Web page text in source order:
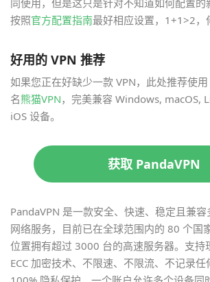
按照官方配置指南最好相应设置，1+1>2，
好用的 VPN 推荐
如果您正在好缺少一款 VPN，此处推荐使
名熊猫VPN，完美兼容 Windows, macOS,
iOS 设备。
获取 PandaVPN
PandaVPN 是一款安全、快速、稳定且兼
网络服务，目前已在全球范围内的 80 个国
位置拥有超过 3000 台的高速服务器。支持
ECC 加密技术、不限速、不限流、不记录任